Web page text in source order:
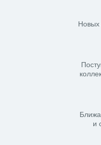
Новых
и